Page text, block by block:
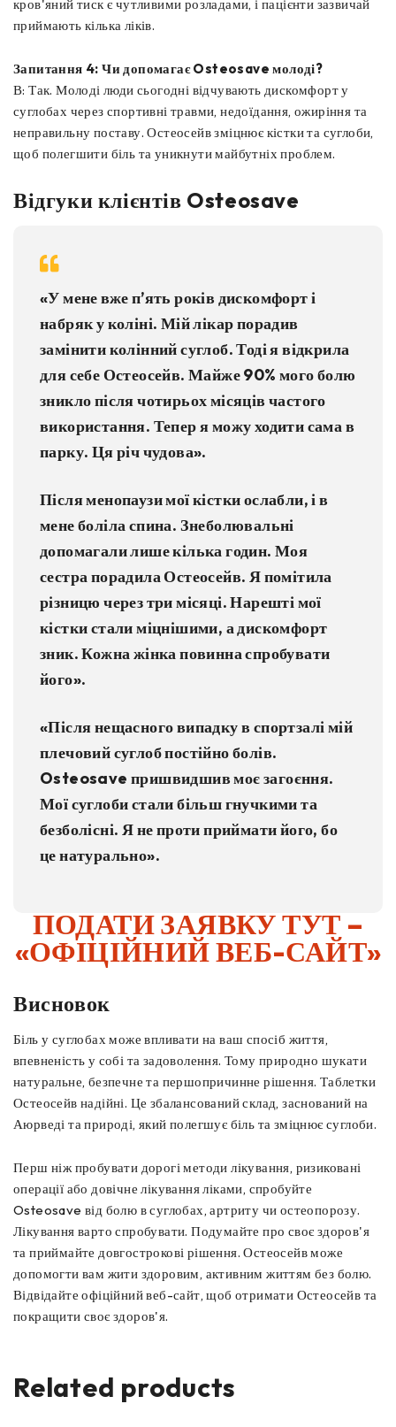
кров'яний тиск є чутливими розладами, і пацієнти зазвичай
приймають кілька ліків.
Запитання 4: Чи допомагає Osteosave молоді?
В: Так. Молоді люди сьогодні відчувають дискомфорт у
суглобах через спортивні травми, недоїдання, ожиріння та
неправильну поставу. Остеосейв зміцнює кістки та суглоби,
щоб полегшити біль та уникнути майбутніх проблем.
Відгуки клієнтів Osteosave
«У мене вже п’ять років дискомфорт і
набряк у коліні. Мій лікар порадив
замінити колінний суглоб. Тоді я відкрила
для себе Остеосейв. Майже 90% мого болю
зникло після чотирьох місяців частого
використання. Тепер я можу ходити сама в
парку. Ця річ чудова».
Після менопаузи мої кістки ослабли, і в
мене боліла спина. Знеболювальні
допомагали лише кілька годин. Моя
сестра порадила Остеосейв. Я помітила
різницю через три місяці. Нарешті мої
кістки стали міцнішими, а дискомфорт
зник. Кожна жінка повинна спробувати
його».
«Після нещасного випадку в спортзалі мій
плечовий суглоб постійно болів.
Osteosave пришвидшив моє загоєння.
Мої суглоби стали більш гнучкими та
безболісні. Я не проти приймати його, бо
це натурально».
ПОДАТИ ЗАЯВКУ ТУТ –
«ОФІЦІЙНИЙ ВЕБ-САЙТ»
Висновок
Біль у суглобах може впливати на ваш спосіб життя,
впевненість у собі та задоволення. Тому природно шукати
натуральне, безпечне та першопричинне рішення. Таблетки
Остеосейв надійні. Це збалансований склад, заснований на
Аюрведі та природі, який полегшує біль та зміцнює суглоби.
Перш ніж пробувати дорогі методи лікування, ризиковані
операції або довічне лікування ліками, спробуйте
Osteosave від болю в суглобах, артриту чи остеопорозу.
Лікування варто спробувати. Подумайте про своє здоров'я
та приймайте довгострокові рішення. Остеосейв може
допомогти вам жити здоровим, активним життям без болю.
Відвідайте офіційний веб-сайт, щоб отримати Остеосейв та
покращити своє здоров'я.
Related products